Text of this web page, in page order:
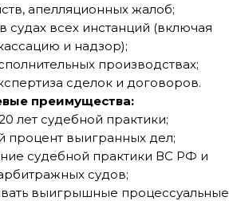
апелляционных жалоб;
судах всех инстанций (включая
и надзор);
производствах;
сделок и договоров.
преимущества:
лет судебной практики;
процент выигранных дел;
судебной практики ВС РФ и
судов;
выигрышные процессуальные